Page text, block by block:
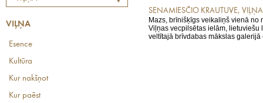
VIĻŅA
Esence
Kultūra
Kur nakšņot
Kur paēst
SENAMIESČIO KRAUTUVE, VIĻŅA
Mazs, brīnišķīgs veikaliņš vienā no
Viļņas vecpilsētas ielām, lietuviešu
veltītajā brīvdabas mākslas galerijā